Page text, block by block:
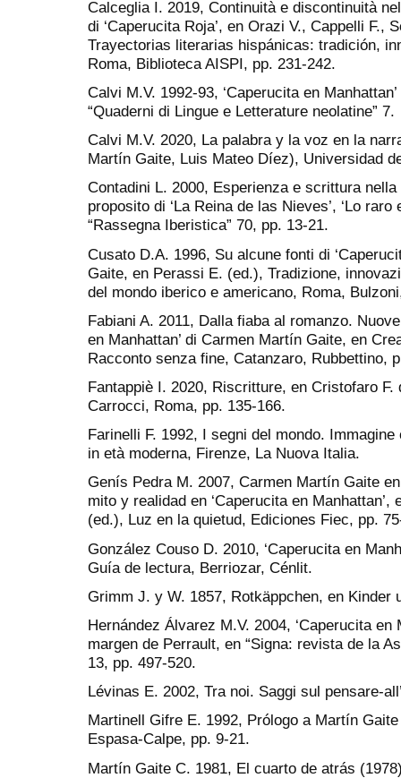
Calceglia I. 2019, Continuità e discontinuità
di ‘Caperucita Roja’, en Orazi V., Cappelli F.,
Trayectorias literarias hispánicas: tradición,
Roma, Biblioteca AISPI, pp. 231-242.
Calvi M.V. 1992-93, ‘Caperucita en
“Quaderni di Lingue e Letterature neolatine” 7.
Calvi M.V. 2020, La palabra y la voz en la
Martín Gaite, Luis Mateo Díez), Universidad
Contadini L. 2000, Esperienza e scrittura
proposito di ‘La Reina de las Nieves’, ‘Lo raro
“Rassegna Iberistica” 70, pp. 13-21.
Cusato D.A. 1996, Su alcune fonti di
Gaite, en Perassi E. (ed.), Tradizione,
del mondo iberico e americano, Roma,
Fabiani A. 2011, Dalla fiaba al romanzo.
en Manhattan’ di Carmen Martín Gaite, en
Racconto senza fine, Catanzaro, Rubbettino,
Fantappiè I. 2020, Riscritture, en Cristofaro
Carrocci, Roma, pp. 135-166.
Farinelli F. 1992, I segni del mondo.
in età moderna, Firenze, La Nuova Italia.
Genís Pedra M. 2007, Carmen Martín Gaite
mito y realidad en ‘Caperucita en
(ed.), Luz en la quietud, Ediciones Fiec, pp.
González Couso D. 2010, ‘Caperucita en
Guía de lectura, Berriozar, Cénlit.
Grimm J. y W. 1857, Rotkäppchen, en Kinder
Hernández Álvarez M.V. 2004, ‘Caperucita
margen de Perrault, en “Signa: revista de la
13, pp. 497-520.
Lévinas E. 2002, Tra noi. Saggi sul pensare-
Martinell Gifre E. 1992, Prólogo a Martín
Espasa-Calpe, pp. 9-21.
Martín Gaite C. 1981, El cuarto de atrás